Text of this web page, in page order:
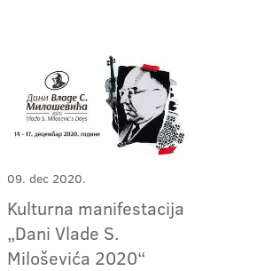
09. dec 2020.
Kulturna manifestacija
„Dani Vlade S.
Miloševića 2020“